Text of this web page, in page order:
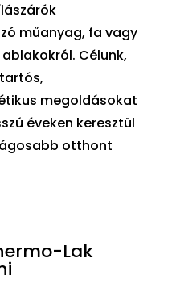
műanyag, fa vagy
Célunk,
megoldásokat
éveken keresztül
otthont
Lak